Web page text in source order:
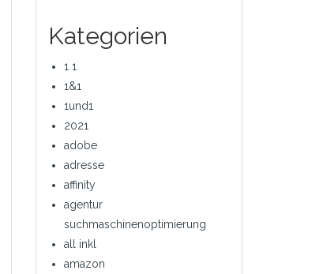
Kategorien
1 1
1&1
1und1
2021
adobe
adresse
affinity
agentur
suchmaschinenoptimierung
all inkl
amazon